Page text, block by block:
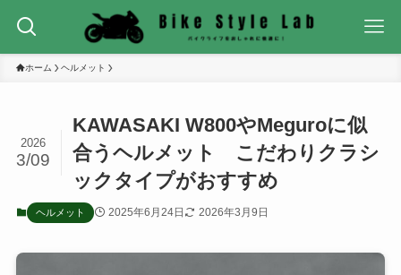
ホーム ヘルメット
KAWASAKI W800やMeguroに似
合うヘルメット こだわりクラシ
ックタイプがおすすめ
2026
3/09
ヘルメット 2025年6月24日 2026年3月9日